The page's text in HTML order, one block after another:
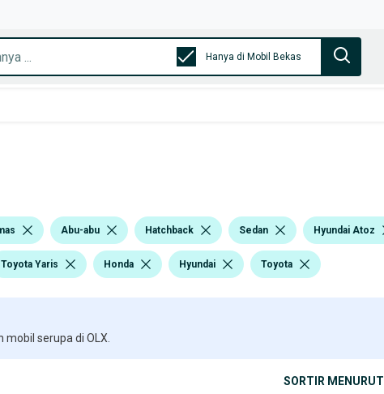
Hanya di Mobil Bekas
Abu-abu Hatchback Sedan Hyundai Atoz
Toyota Yaris Honda Hyundai Toyota
serupa di OLX.
SORTIR MENURUT